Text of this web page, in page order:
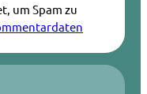
um Spam zu